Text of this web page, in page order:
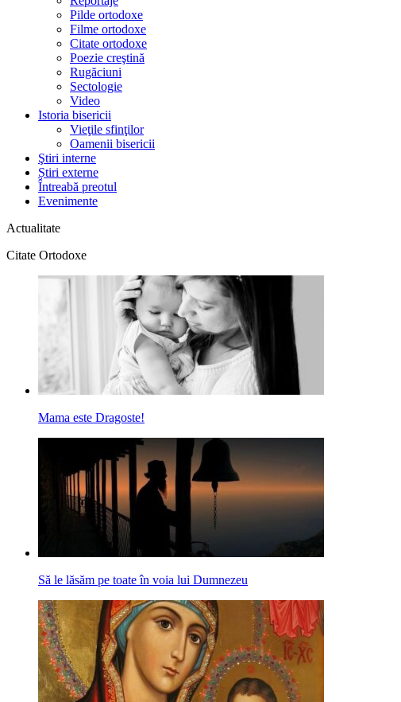
Pilde ortodoxe
Filme ortodoxe
Citate ortodoxe
Poezie creştină
Rugăciuni
Sectologie
Video
Istoria bisericii
Vieţile sfinţilor
Oamenii bisericii
Ştiri interne
Știri externe
Întreabă preotul
Evenimente
Actualitate
Citate Ortodoxe
Mama este Dragoste!
Să le lăsăm pe toate în voia lui Dumnezeu